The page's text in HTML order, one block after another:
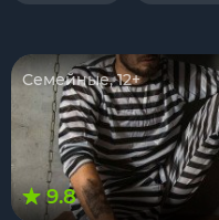
Семейные, 12+
9.8